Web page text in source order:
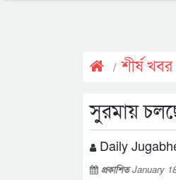
শীর্ষ খবর
সুরমায়
Daily
প্রকাশিতJanuary